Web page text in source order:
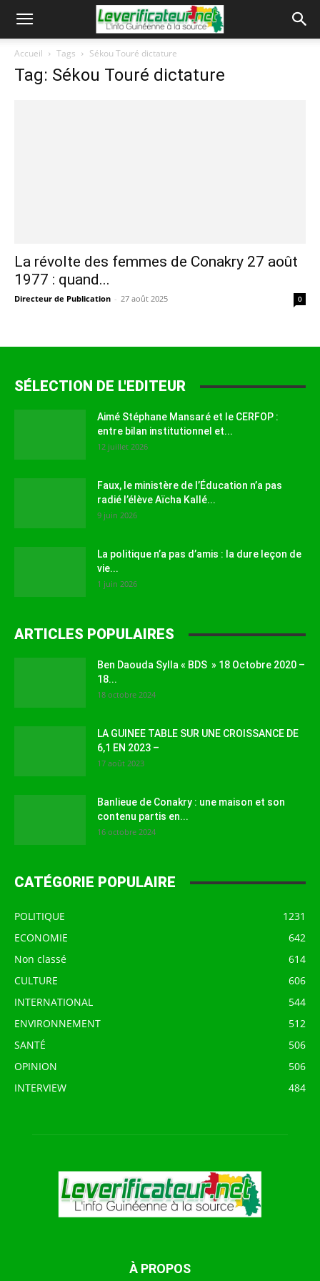
Accueil Tags Sékou Touré dictature
Tag: Sékou Touré dictature
La révolte des femmes de Conakry 27 août
1977 : quand...
Directeur de Publication - 27 août 2025 0
SÉLECTION DE L'EDITEUR
Aimé Stéphane Mansaré et le CERFOP :
entre bilan institutionnel et...
12 juillet 2026
Faux, le ministère de l’Éducation n’a pas
radié l’élève Aïcha Kallé...
9 juin 2026
La politique n’a pas d’amis : la dure leçon de
vie...
1 juin 2026
ARTICLES POPULAIRES
Ben Daouda Sylla « BDS » 18 Octobre 2020 –
18...
18 octobre 2024
LA GUINEE TABLE SUR UNE CROISSANCE DE
6,1 EN 2023 –
17 août 2023
Banlieue de Conakry : une maison et son
contenu partis en...
16 octobre 2024
CATÉGORIE POPULAIRE
POLITIQUE
1231
ECONOMIE
642
Non classé
614
CULTURE
606
INTERNATIONAL
544
ENVIRONNEMENT
512
SANTÉ
506
OPINION
506
INTERVIEW
484
À PROPOS